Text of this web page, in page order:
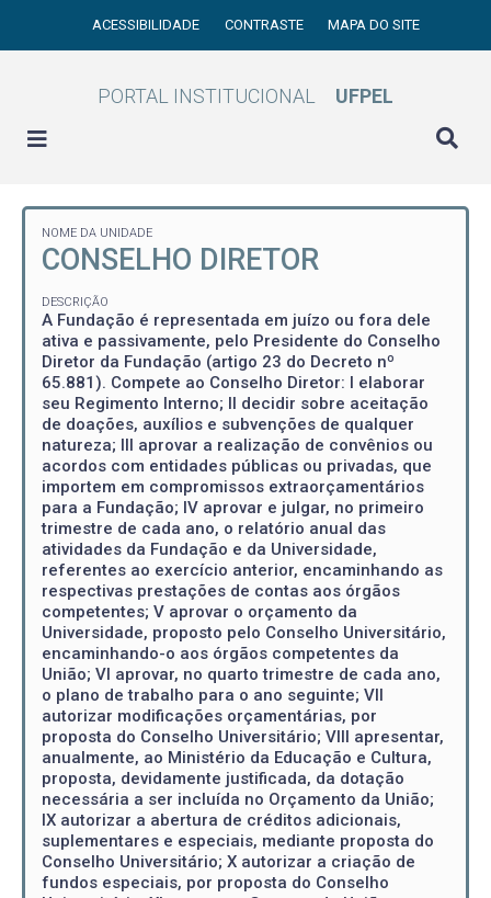
ACESSIBILIDADE CONTRASTE MAPA DO SITE
PORTAL INSTITUCIONAL UFPEL
NOME DA UNIDADE
CONSELHO DIRETOR
DESCRIÇÃO
A Fundação é representada em juízo ou fora dele
ativa e passivamente, pelo Presidente do Conselho
Diretor da Fundação (artigo 23 do Decreto nº
65.881). Compete ao Conselho Diretor: I elaborar
seu Regimento Interno; II decidir sobre aceitação
de doações, auxílios e subvenções de qualquer
natureza; III aprovar a realização de convênios ou
acordos com entidades públicas ou privadas, que
importem em compromissos extraorçamentários
para a Fundação; IV aprovar e julgar, no primeiro
trimestre de cada ano, o relatório anual das
atividades da Fundação e da Universidade,
referentes ao exercício anterior, encaminhando as
respectivas prestações de contas aos órgãos
competentes; V aprovar o orçamento da
Universidade, proposto pelo Conselho Universitário,
encaminhando-o aos órgãos competentes da
União; VI aprovar, no quarto trimestre de cada ano,
o plano de trabalho para o ano seguinte; VII
autorizar modificações orçamentárias, por
proposta do Conselho Universitário; VIII apresentar,
anualmente, ao Ministério da Educação e Cultura,
proposta, devidamente justificada, da dotação
necessária a ser incluída no Orçamento da União;
IX autorizar a abertura de créditos adicionais,
suplementares e especiais, mediante proposta do
Conselho Universitário; X autorizar a criação de
fundos especiais, por proposta do Conselho